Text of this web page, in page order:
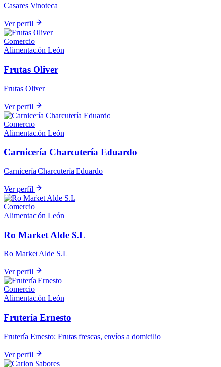
Casares Vinoteca
Ver perfil
Comercio
Alimentación León
Frutas Oliver
Frutas Oliver
Ver perfil
Comercio
Alimentación León
Carnicería Charcutería Eduardo
Carnicería Charcutería Eduardo
Ver perfil
Comercio
Alimentación León
Ro Market Alde S.L
Ro Market Alde S.L
Ver perfil
Comercio
Alimentación León
Frutería Ernesto
Frutería Ernesto: Frutas frescas, envíos a domicilio
Ver perfil